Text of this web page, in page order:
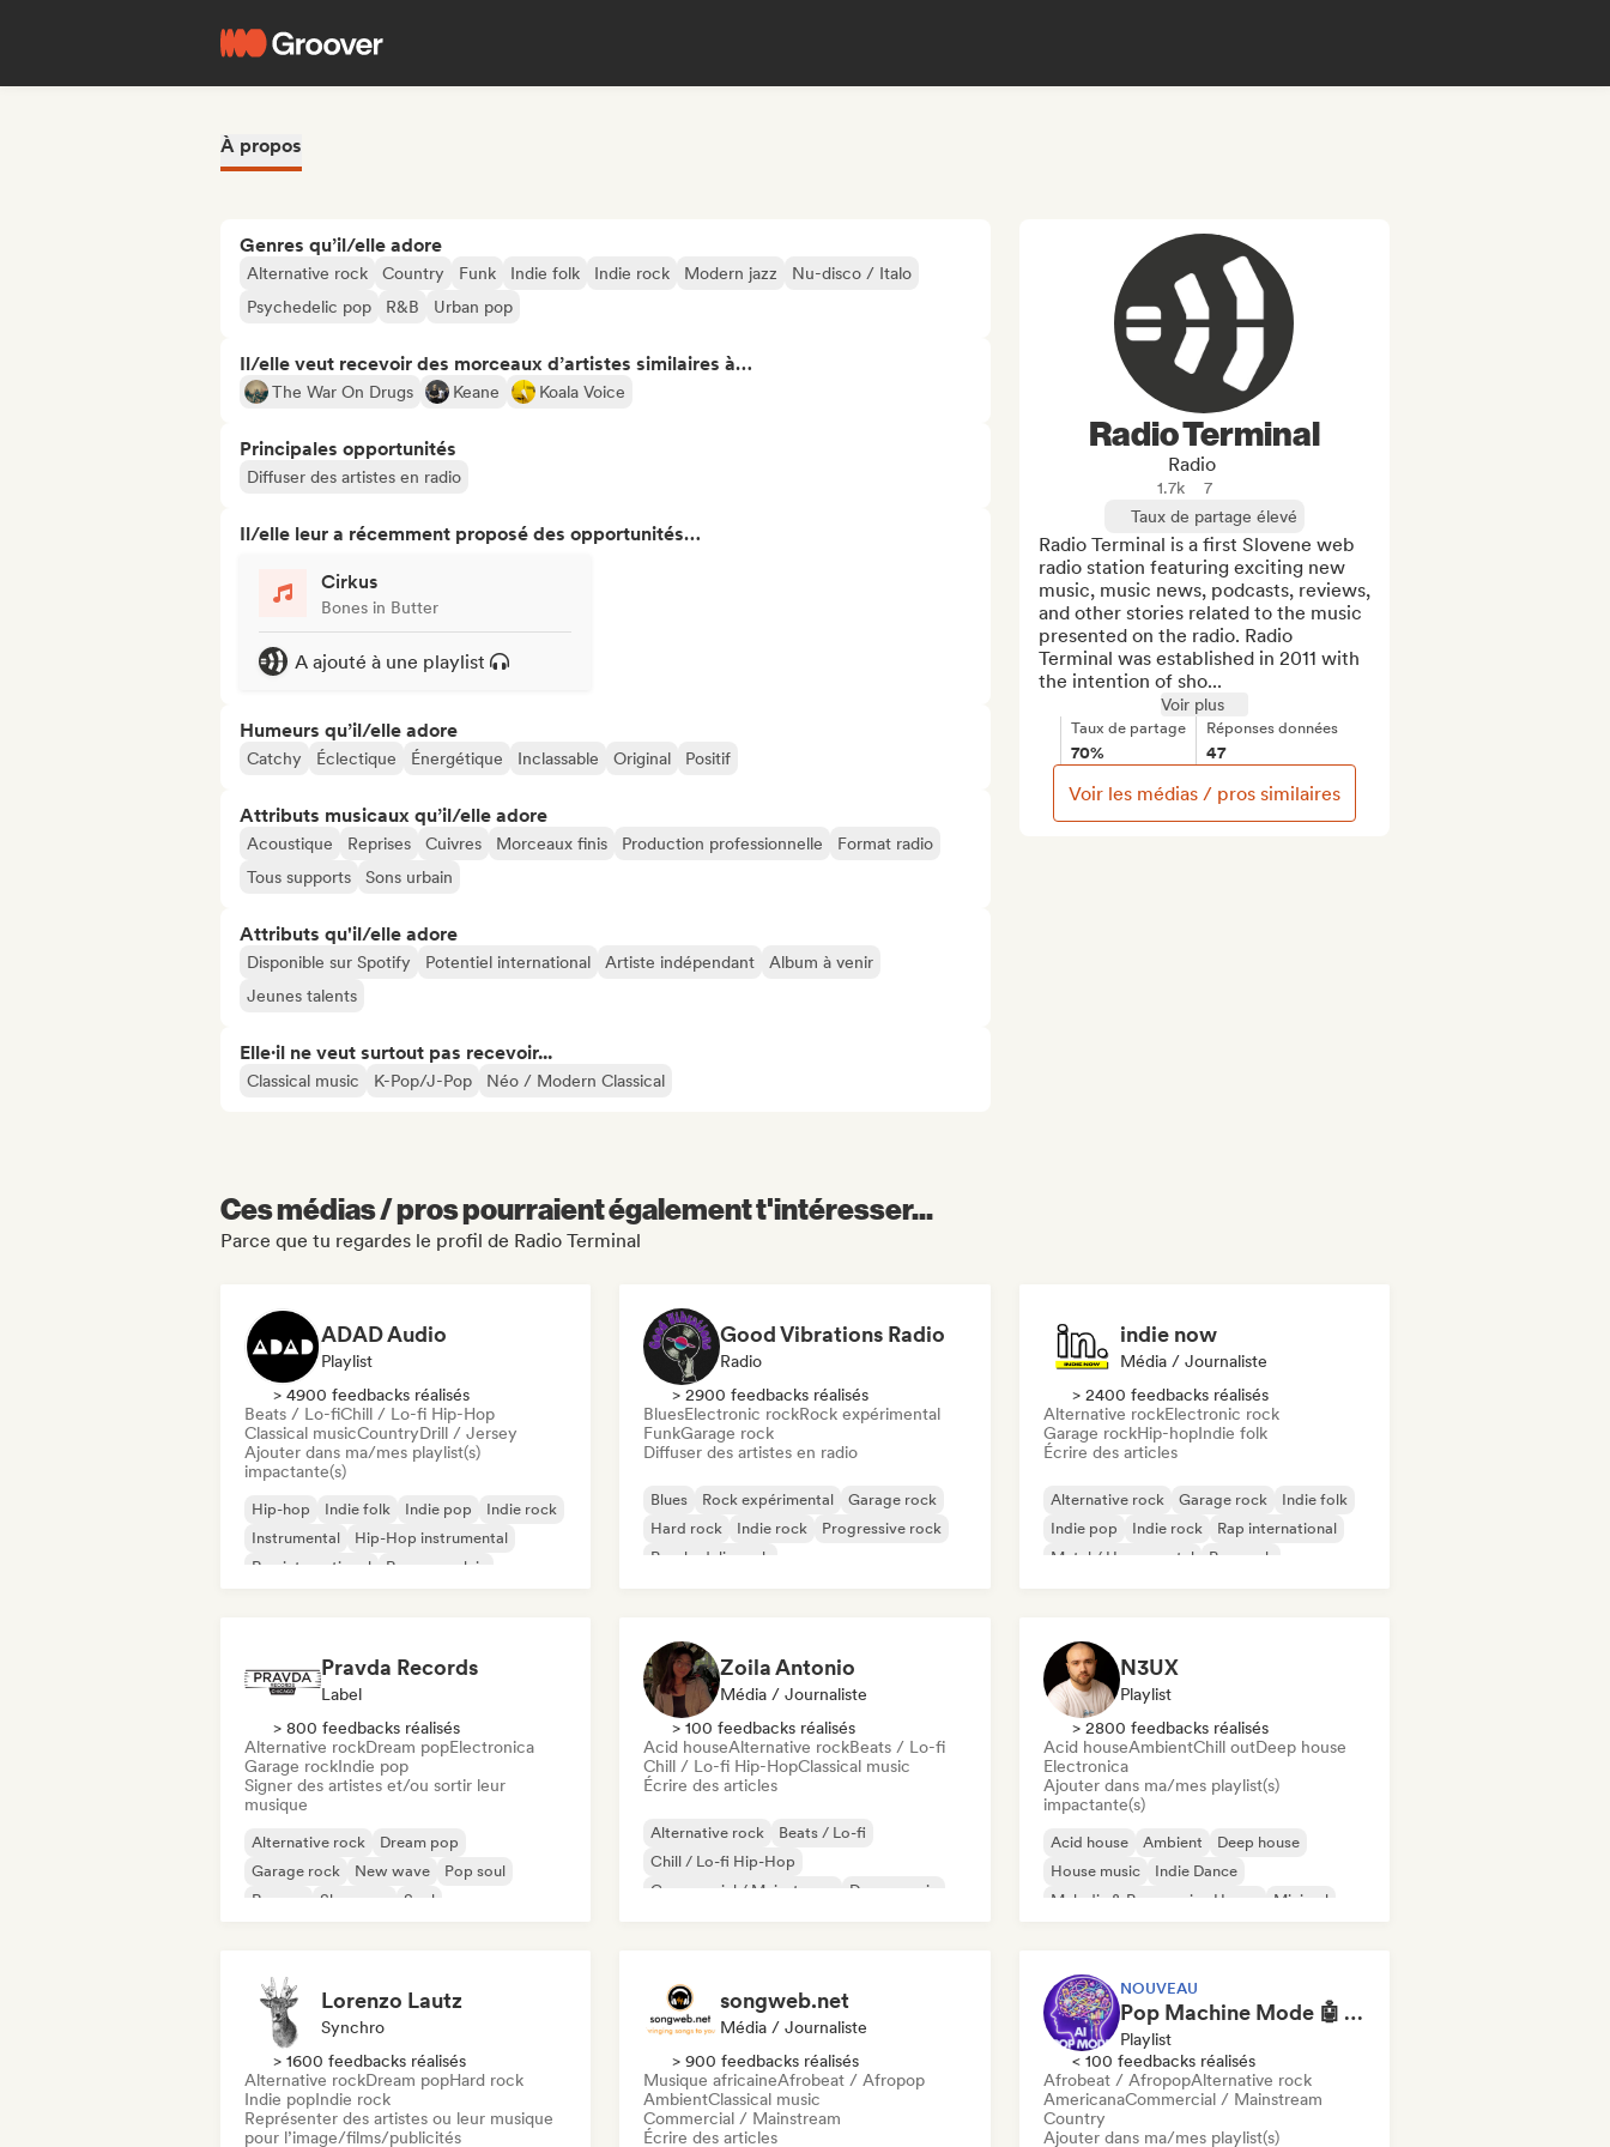
À propos
Genres qu’il/elle adore
Alternative rock Country Funk Indie folk Indie rock Modern jazz
Nu-disco / Italo
Psychedelic pop
R&B Urban pop
Il/elle veut recevoir des morceaux d’artistes similaires à…
The War On Drugs Keane Koala Voice
Principales opportunités
Diffuser des artistes en radio
Il/elle leur a récemment proposé des opportunités…
Cirkus
Bones in Butter
A ajouté à une playlist
Humeurs qu’il/elle adore
Catchy Éclectique Énergétique Inclassable Original Positif
Attributs musicaux qu’il/elle adore
Acoustique Reprises Cuivres Morceaux finis Production professionnelle
Format radio
Tous supports
Sons urbain
Attributs qu'il/elle adore
Disponible sur Spotify Potentiel international Artiste indépendant
Album à venir
Jeunes talents
Elle·il ne veut surtout pas recevoir...
Classical music K-Pop/J-Pop Néo / Modern Classical
Radio Terminal
Radio
1.7k
7
Taux de partage élevé
Radio Terminal is a first Slovene web
radio station featuring exciting new
music, music news, podcasts, reviews,
and other stories related to the music
presented on the radio. Radio
Terminal was established in 2011 with
the intention of sho...
Voir plus
Taux de partage
70%
Réponses données
47
Voir les médias / pros similaires
Ces médias / pros pourraient également t'intéresser...
Parce que tu regardes le profil de Radio Terminal
ADAD Audio
Playlist
> 4900 feedbacks réalisés
Beats / Lo-fiChill / Lo-fi Hip-Hop
Classical musicCountryDrill / Jersey
Ajouter dans ma/mes playlist(s)
impactante(s)
Hip-hop Indie folk Indie pop
Indie rock
Instrumental
Hip-Hop instrumental
Rap international
Rap en anglais
Good Vibrations Radio
Radio
> 2900 feedbacks réalisés
BluesElectronic rockRock expérimental
FunkGarage rock
Diffuser des artistes en radio
Blues Rock expérimental
Garage rock
Hard rock
Indie rock
Progressive rock
Psychedelic rock
indie now
Média / Journaliste
> 2400 feedbacks réalisés
Alternative rockElectronic rock
Garage rockHip-hopIndie folk
Écrire des articles
Alternative rock Garage rock
Indie folk
Indie pop
Indie rock
Rap international
Metal / Heavy metal
Pop rock
Pravda Records
Label
> 800 feedbacks réalisés
Alternative rockDream popElectronica
Garage rockIndie pop
Signer des artistes et/ou sortir leur
musique
Alternative rock
Dream pop
Garage rock
New wave
Pop soul
Reggae
Shoegaze Soul
Zoila Antonio
Média / Journaliste
> 100 feedbacks réalisés
Acid houseAlternative rockBeats / Lo-fi
Chill / Lo-fi Hip-HopClassical music
Écrire des articles
Alternative rock
Beats / Lo-fi
Chill / Lo-fi Hip-Hop
Commercial / Mainstream
Dance music
N3UX
Playlist
> 2800 feedbacks réalisés
Acid houseAmbientChill outDeep house
Electronica
Ajouter dans ma/mes playlist(s)
impactante(s)
Acid house Ambient
Deep house
House music
Indie Dance
Melodic & Progressive House
Minimal
Lorenzo Lautz
Synchro
> 1600 feedbacks réalisés
Alternative rockDream popHard rock
Indie popIndie rock
Représenter des artistes ou leur musique
pour l’image/films/publicités
songweb.net
Média / Journaliste
> 900 feedbacks réalisés
Musique africaineAfrobeat / Afropop
AmbientClassical music
Commercial / Mainstream
Écrire des articles
NOUVEAU
Pop Machine Mode 🤖 AI Music, Indie Pop & Dream Pop
Playlist
< 100 feedbacks réalisés
Afrobeat / AfropopAlternative rock
AmericanaCommercial / Mainstream
Country
Ajouter dans ma/mes playlist(s)